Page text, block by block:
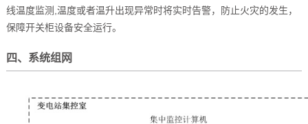
线温度监测,温度或者温升出现异常时将实时告警，防止火灾的发生，
保障开关柜设备安全运行。
四、系统组网